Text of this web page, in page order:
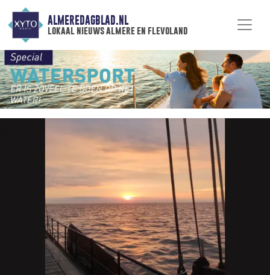
ALMEREDAGBLAD.NL
lokaal nieuws almere en flevoland